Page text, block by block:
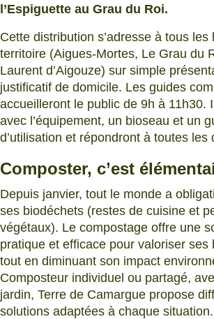
l’Espiguette au Grau du Roi.
Cette distribution s’adresse à tous les
territoire (Aigues-Mortes, Le Grau du
Laurent d’Aigouze) sur simple
justificatif de domicile. Les guides
accueilleront le public de 9h à 11h30.
avec l’équipement, un bioseau et un
d’utilisation et répondront à toutes les
Composter, c’est
Depuis janvier, tout le monde a
ses biodéchets (restes de cuisine et
végétaux). Le compostage offre une
pratique et efficace pour valoriser ses
tout en diminuant son impact
Composteur individuel ou partagé,
jardin, Terre de Camargue propose
solutions adaptées à chaque situation.